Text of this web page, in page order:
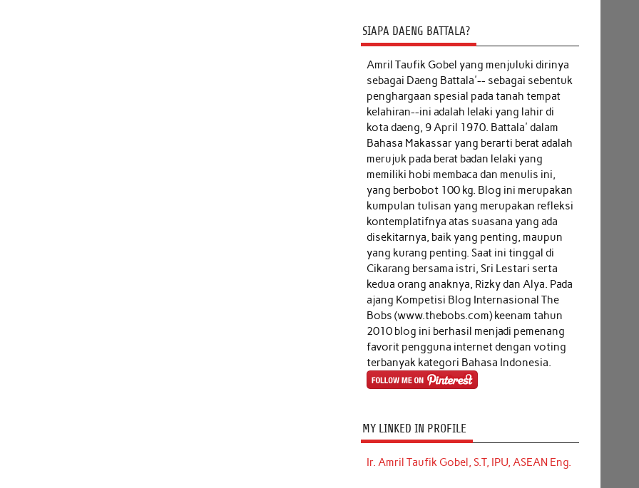
SIAPA DAENG BATTALA?
Amril Taufik Gobel yang menjuluki dirinya
sebagai Daeng Battala'-- sebagai sebentuk
penghargaan spesial pada tanah tempat
kelahiran--ini adalah lelaki yang lahir di
kota daeng, 9 April 1970. Battala' dalam
Bahasa Makassar yang berarti berat adalah
merujuk pada berat badan lelaki yang
memiliki hobi membaca dan menulis ini,
yang berbobot 100 kg. Blog ini merupakan
kumpulan tulisan yang merupakan refleksi
kontemplatifnya atas suasana yang ada
disekitarnya, baik yang penting, maupun
yang kurang penting. Saat ini tinggal di
Cikarang bersama istri, Sri Lestari serta
kedua orang anaknya, Rizky dan Alya. Pada
ajang Kompetisi Blog Internasional The
Bobs (www.thebobs.com) keenam tahun
2010 blog ini berhasil menjadi pemenang
favorit pengguna internet dengan voting
terbanyak kategori Bahasa Indonesia.
MY LINKED IN PROFILE
Ir. Amril Taufik Gobel, S.T, IPU, ASEAN Eng.